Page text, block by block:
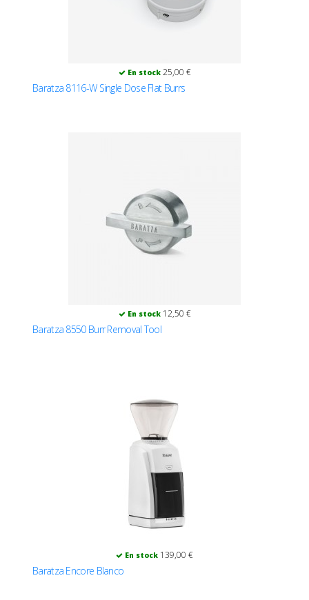
En stock 25,00 €
Baratza 8116-W Single Dose Flat Burrs
En stock 12,50 €
Baratza 8550 Burr Removal Tool
En stock 139,00 €
Baratza Encore Blanco